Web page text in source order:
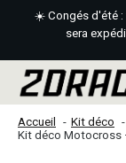
☀️ Congés d'été :
sera
Accueil Kit déco
Kit déco Motocross